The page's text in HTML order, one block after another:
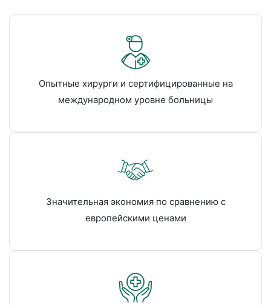
Опытные хирурги и сертифицированные на
международном уровне больницы
Значительная экономия по сравнению с
европейскими ценами